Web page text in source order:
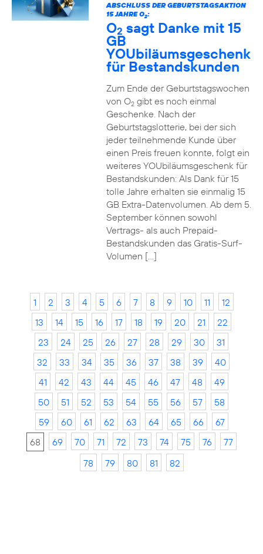
ABSCHLUSS DER GEBURTSTAGSAKTION
15 JAHRE O2:
O2 sagt Danke mit 15
GB
YOUbiläumsgeschenk
für Bestandskunden
Zum Ende der Geburtstagswochen
von O2gibt es noch einmal
Geschenke. Nach der
Geburtstagslotterie, bei der sich
jeder teilnehmende Kunde über
einen Preis freuen konnte, folgt ein
weiteres YOUbiläumsgeschenk für
Bestandskunden: Als Dank für 15
tolle Jahre erhalten sie einmalig 15
GB Extra-Datenvolumen. Ab dem 5.
September können sowohl
Vertrags- als auch Prepaid-
Bestandskunden das Gratis-Surf-
Volumen […]
1 2 3 4 5 6 7 8 9 10 11
12
13
14 15 16 17 18 19 20 21
22
23
24 25 26 27 28 29 30
31
32
33 34 35 36 37 38 39
40
41
42 43 44 45 46 47 48
49
50
51 52 53 54 55 56 57
58
59
60 61 62 63 64 65 66
67
68
69 70 71 72 73 74 75 76
77
78
79 80 81 82